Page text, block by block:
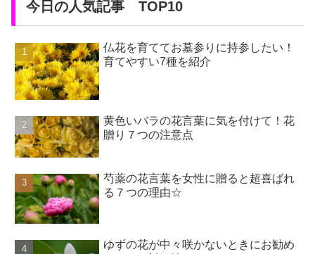
今日の人気記事 TOP10
仏花を育ててお墓参りに持参したい！
育てやすい7種を紹介
黄色いバラの花言葉に気を付けて！花
贈り７つの注意点
芍薬の花言葉を女性に贈ると超喜ばれ
る７つの理由☆
ゆずの花が中々咲かないときにお勧め